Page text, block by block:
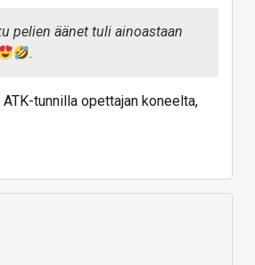
pelien äänet tuli ainoastaan
.
tunnilla opettajan koneelta,